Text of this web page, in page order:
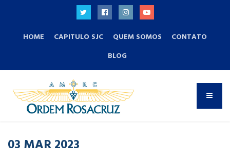
HOME CAPITULO SJC QUEM SOMOS
CONTATO
BLOG
03 MAR2023